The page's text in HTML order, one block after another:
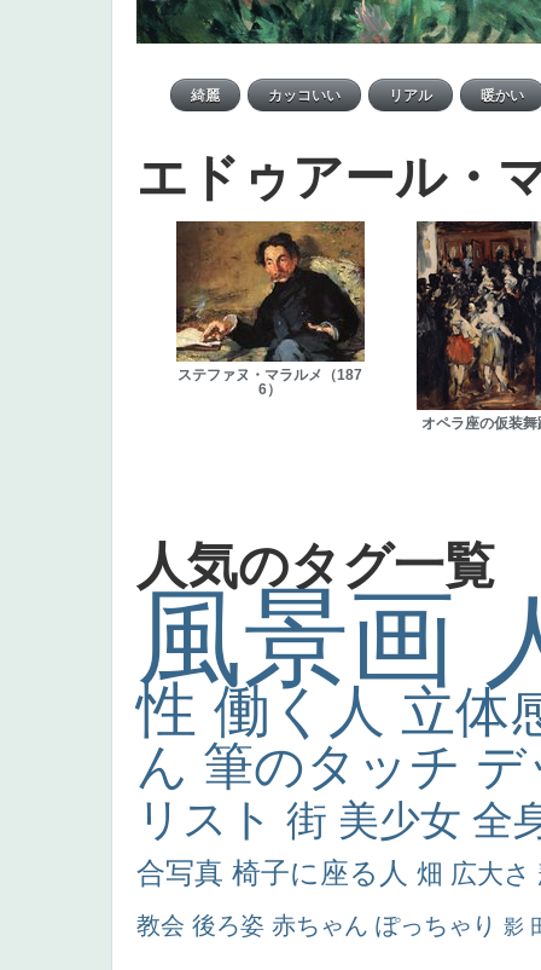
エドゥアール・
ステファヌ・マラルメ（187
6）
オペラ座の仮装舞
人気のタグ一覧
風景画
性 働く人 立体
ん 筆のタッチ
リスト 街 美少女 全
合写真 椅子に座る人 畑 広大さ
教会 後ろ姿 赤ちゃん ぽっちゃり 影